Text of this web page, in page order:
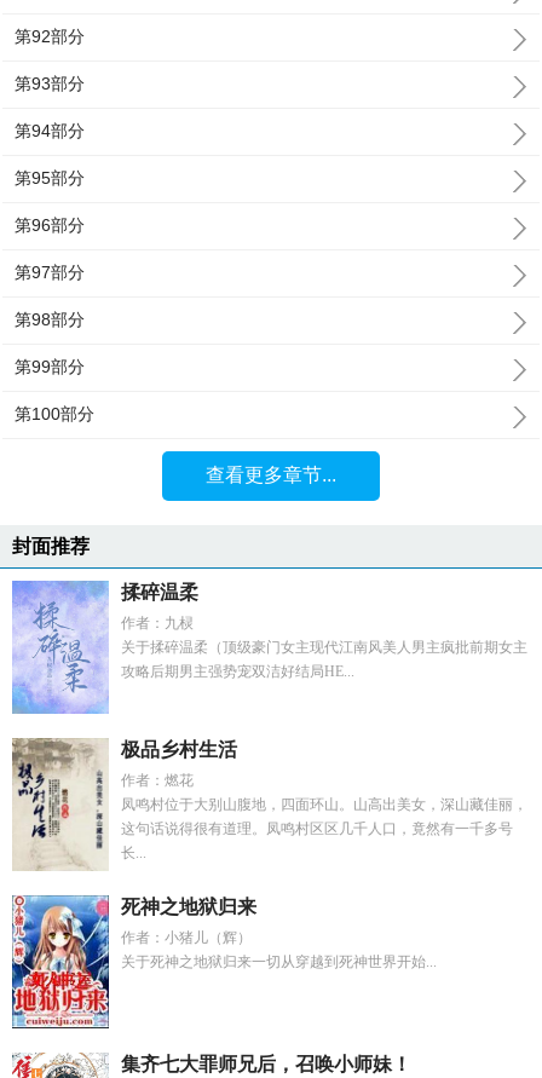
第92部分
第93部分
第94部分
第95部分
第96部分
第97部分
第98部分
第99部分
第100部分
查看更多章节...
封面推荐
揉碎温柔
作者：九棂
关于揉碎温柔（顶级豪门女主现代江南风美人男主疯批前期女主
攻略后期男主强势宠双洁好结局HE...
极品乡村生活
作者：燃花
凤鸣村位于大别山腹地，四面环山。山高出美女，深山藏佳丽，
这句话说得很有道理。凤鸣村区区几千人口，竟然有一千多号
长...
死神之地狱归来
作者：小猪儿（辉）
关于死神之地狱归来一切从穿越到死神世界开始...
集齐七大罪师兄后，召唤小师妹！